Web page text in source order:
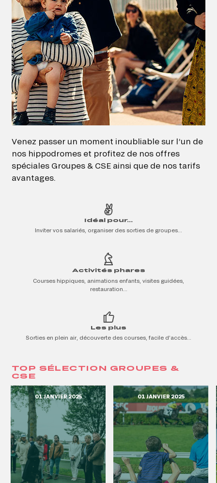
Venez passer un moment inoubliable sur l’un de
nos hippodromes et profitez de nos offres
spéciales Groupes & CSE ainsi que de nos tarifs
avantages.
Idéal pour...
Inviter vos salariés, organiser des sorties de groupes…
Activités phares
Courses hippiques, animations enfants, visites guidées,
restauration…
Les plus
Sorties en plein air, découverte des courses, facile d’accès…
TOP SÉLECTION GROUPES &
CSE
01 JANVIER 2025 01 JANVIER 2025